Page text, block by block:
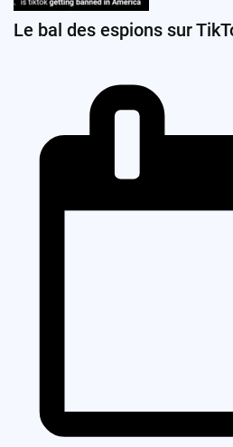
Le bal des espions sur